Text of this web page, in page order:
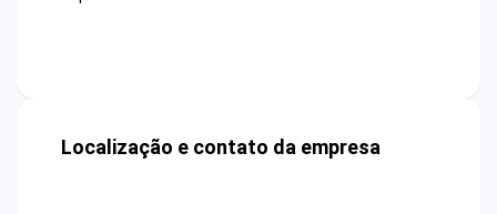
Localização e contato da empresa